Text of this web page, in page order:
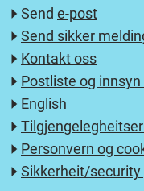
Send e-post
Send sikker
Kontakt oss
Postliste og innsyn
English
Personvern og
Sikkerheit/security